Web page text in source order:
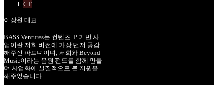
CT
이장원 대표
BASS Ventures는 컨텐츠 IP 기반 사
업이란 저희 비전에 가장 먼저 공감
해주신 파트너이며, 저희와 Beyond
Music이라는 음원 펀드를 함께 만들
며 사업화에 실질적으로 큰 지원을
해주었습니다.